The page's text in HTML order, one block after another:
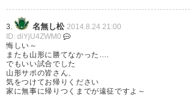
3. 名無し松 2014.8.24 21:00
ID: diYjU4ZWM0
悔しい～
またも山形に勝てなかった….
でもいい試合でした
山形サポの皆さん、
気をつけてお帰りください
家に無事に帰りつくまでが遠征ですよ～